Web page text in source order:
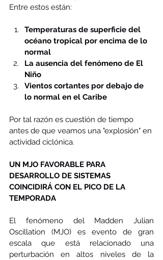
Entre estos están:
Temperaturas de superficie del
océano tropical por encima de lo
normal
La ausencia del fenómeno de El
Niño
Vientos cortantes por debajo de
lo normal en el Caribe
Por tal razón es cuestión de tiempo
antes de que veamos una "explosión" en
actividad ciclónica.
UN MJO FAVORABLE PARA
DESARROLLO DE SISTEMAS
COINCIDIRÁ CON EL PICO DE LA
TEMPORADA
El fenómeno del Madden Julian
Oscillation (MJO) es evento de gran
escala que está relacionado una
perturbación en altos niveles de la